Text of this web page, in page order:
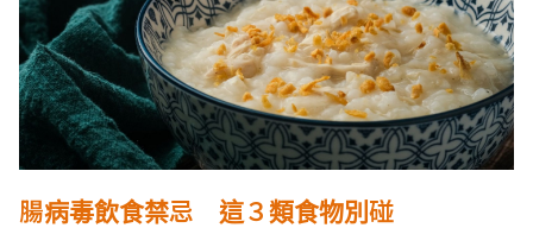
腸病毒飲食禁忌 這３類食物別碰